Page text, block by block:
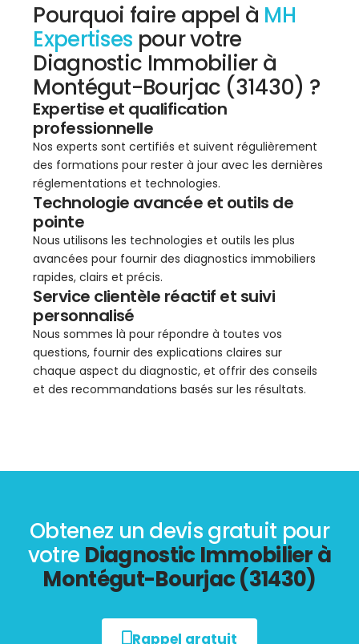
Pourquoi faire appel à MH
Expertises pour votre
Diagnostic Immobilier à
Montégut-Bourjac (31430) ?
Expertise et qualification
professionnelle
Nos experts sont certifiés et suivent régulièrement
des formations pour rester à jour avec les dernières
réglementations et technologies.
Technologie avancée et outils de
pointe
Nous utilisons les technologies et outils les plus
avancées pour fournir des diagnostics immobiliers
rapides, clairs et précis.
Service clientèle réactif et suivi
personnalisé
Nous sommes là pour répondre à toutes vos
questions, fournir des explications claires sur
chaque aspect du diagnostic, et offrir des conseils
et des recommandations basés sur les résultats.
Obtenez un devis gratuit pour
votre Diagnostic Immobilier à
Montégut-Bourjac (31430)
Rappel gratuit